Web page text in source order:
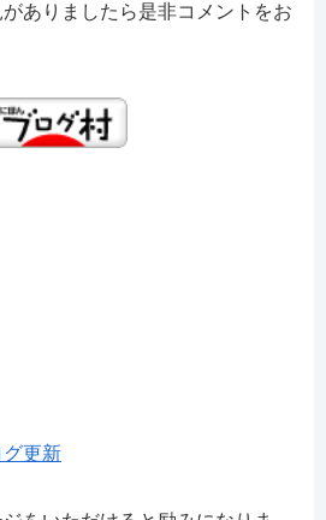
ありましたら是非コメントをお
更新